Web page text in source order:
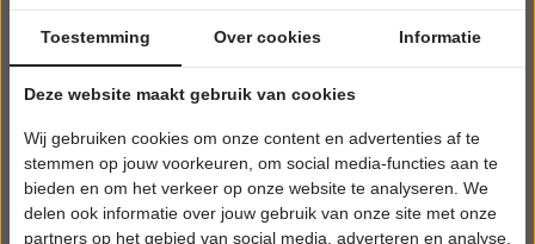
Marco Lopes
Piet en Matties Live
Parktheater Eindhoven
CABARET
Tickets
Toestemming Over cookies Informatie
Deze website maakt gebruik van cookies
Wij gebruiken cookies om onze content en advertenties af te
stemmen op jouw voorkeuren, om social media-functies aan te
bieden en om het verkeer op onze website te analyseren. We
delen ook informatie over jouw gebruik van onze site met onze
partners op het gebied van social media, adverteren en analyse.